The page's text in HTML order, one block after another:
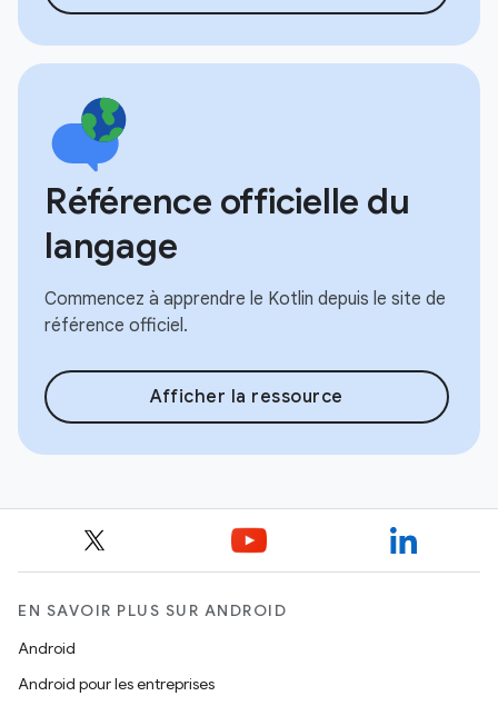
Référence officielle du
langage
Commencez à apprendre le Kotlin depuis le site de
référence officiel.
Afficher la ressource
EN SAVOIR PLUS SUR ANDROID
Android
Android pour les entreprises